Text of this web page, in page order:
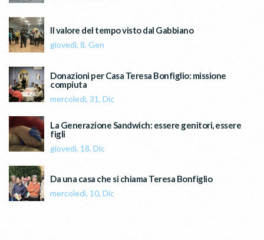
Il valore del tempo visto dal Gabbiano
giovedì, 8, Gen
Donazioni per Casa Teresa Bonfiglio: missione
compiuta
mercoledì, 31, Dic
La Generazione Sandwich: essere genitori, essere
figli
giovedì, 18, Dic
Da una casa che si chiama Teresa Bonfiglio
mercoledì, 10, Dic